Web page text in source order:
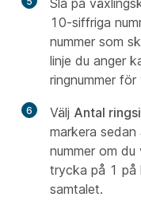
Slå på
10-siffriga
nummer som
linje du anger
ringnummer
6 Välj Antal
markera sedan
nummer om
trycka på 1 på
samtalet.